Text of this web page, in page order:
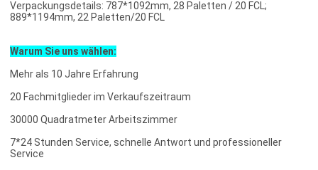
Verpackungsdetails: 787*1092mm, 28 Paletten / 20 FCL;
889*1194mm, 22 Paletten/20 FCL
Warum Sie uns wählen:
Mehr als 10 Jahre Erfahrung
20 Fachmitglieder im Verkaufszeitraum
30000 Quadratmeter Arbeitszimmer
7*24 Stunden Service, schnelle Antwort und professioneller
Service